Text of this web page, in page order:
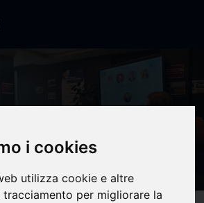
i cookies
utilizza cookie e altre
per migliorare la
del futuro":